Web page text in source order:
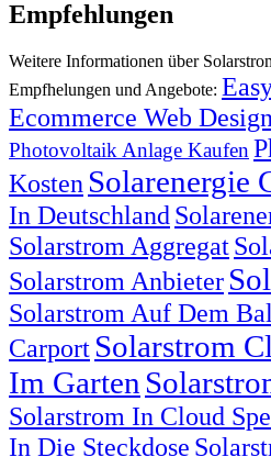
Empfehlungen
Weitere Informationen über
Empfhelungen und Angebote:
Ecommerce Web Design
Photovoltaik Anlage Kaufen
Kosten Solarenergie
In Deutschland
Solarstrom Aggregat
Solarstrom Anbieter
Solarstrom Auf Dem
Carport Solarstrom
Im Garten
Solarstrom In Cloud
In Die Steckdose